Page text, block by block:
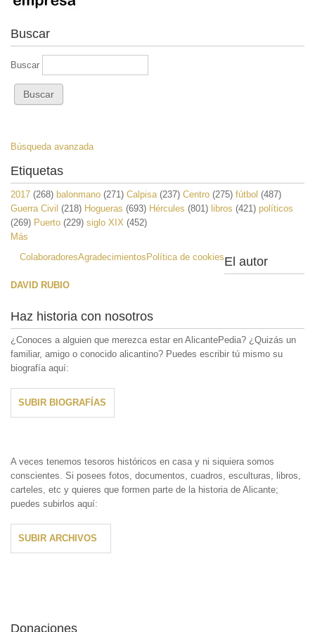
Buscar
Buscar
Búsqueda avanzada
Etiquetas
2017 (268) balonmano (271) Calpisa(237) Centro (275) fútbol (487)
Guerra Civil (218) Hogueras (693) Hércules (801) libros (421) políticos
(269) Puerto (229) siglo XIX (452)
Más
ColaboradoresAgradecimientosPolítica de cookiesEl autor
DAVID RUBIO
Haz historia con nosotros
¿Conoces a alguien que merezca estar en AlicantePedia? ¿Quizás un
familiar, amigo o conocido alicantino? Puedes escribir tú mismo su
biografía aquí:
SUBIR BIOGRAFÍAS
A veces tenemos tesoros históricos en casa y ni siquiera somos
conscientes. Si posees fotos, documentos, cuadros, esculturas, libros,
carteles, etc y quieres que formen parte de la historia de Alicante;
puedes subirlos aquí:
SUBIR ARCHIVOS
Donaciones